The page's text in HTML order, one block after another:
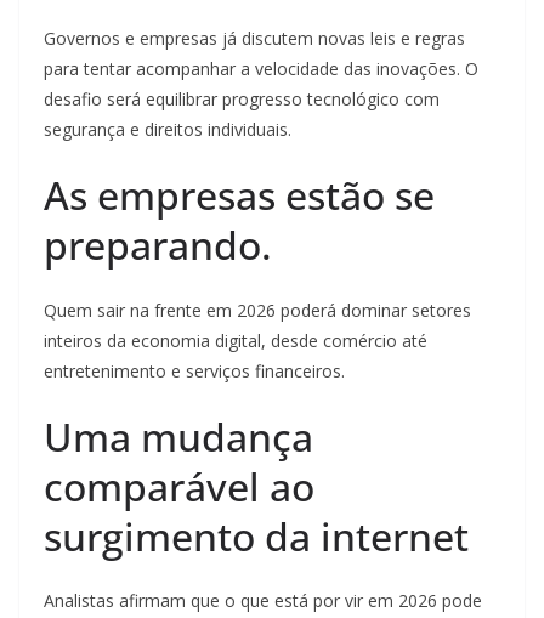
Governos e empresas já discutem novas leis e regras
para tentar acompanhar a velocidade das inovações. O
desafio será equilibrar progresso tecnológico com
segurança e direitos individuais.
As empresas estão se
preparando.
Quem sair na frente em 2026 poderá dominar setores
inteiros da economia digital, desde comércio até
entretenimento e serviços financeiros.
Uma mudança
comparável ao
surgimento da internet
Analistas afirmam que o que está por vir em 2026 pode